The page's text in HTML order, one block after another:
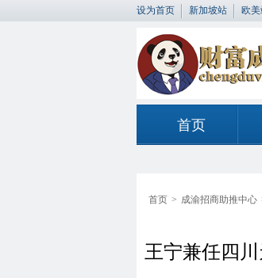
设为首页 新加坡站 欧
首页
首页 > 成渝招商助推中心
王宁兼任四